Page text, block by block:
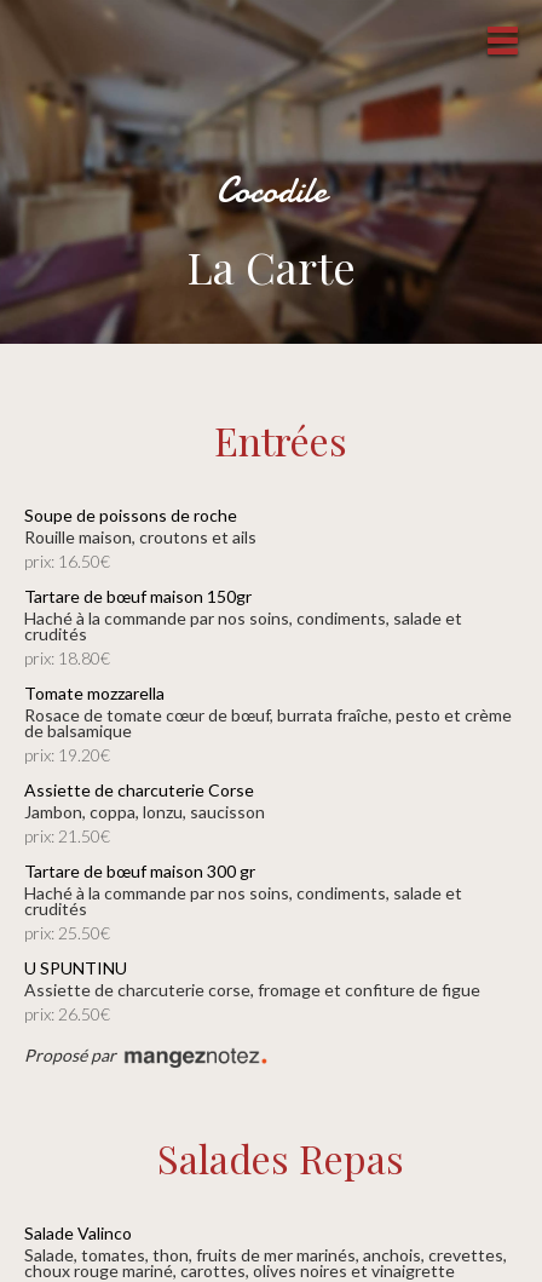
Cocodile
La Carte
Entrées
Soupe de poissons de roche
rouille maison, croutons et ails
prix: 16.50€
Tartare de bœuf maison 150gr
haché à la commande par nos soins, condiments, salade et
crudités
prix: 18.80€
Tomate mozzarella
Rosace de tomate cœur de bœuf, burrata fraîche, pesto et crème
de balsamique
prix: 19.20€
Assiette de charcuterie Corse
jambon, coppa, lonzu, saucisson
prix: 21.50€
Tartare de bœuf maison 300 gr
haché à la commande par nos soins, condiments, salade et
crudités
prix: 25.50€
U SPUNTINU
assiette de charcuterie corse, fromage et confiture de figue
prix: 26.50€
Proposé par
Salades Repas
Salade Valinco
salade, tomates, thon, fruits de mer marinés, anchois, crevettes,
choux rouge mariné, carottes, olives noires et vinaigrette